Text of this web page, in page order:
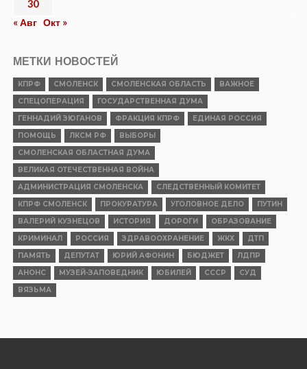
30
« Авг Окт »
МЕТКИ НОВОСТЕЙ
КПРФ СМОЛЕНСК СМОЛЕНСКАЯ ОБЛАСТЬ
ВАЖНОЕ
СПЕЦОПЕРАЦИЯ
ГОСУДАРСТВЕННАЯ ДУМА
ГЕННАДИЙ ЗЮГАНОВ
ФРАКЦИЯ КПРФ
ЕДИНАЯ РОССИЯ
ПОМОЩЬ
ЛКСМ РФ
ВЫБОРЫ
СМОЛЕНСКАЯ ОБЛАСТНАЯ ДУМА
ВЕЛИКАЯ ОТЕЧЕСТВЕННАЯ ВОЙНА
АДМИНИСТРАЦИЯ СМОЛЕНСКА
СЛЕДСТВЕННЫЙ КОМИТЕТ
КПРФ СМОЛЕНСК
ПРОКУРАТУРА УГОЛОВНОЕ ДЕЛО
ПУТИН
ВАЛЕРИЙ КУЗНЕЦОВ
ИСТОРИЯ ДОРОГИ
ОБРАЗОВАНИЕ
КРИМИНАЛ
РОССИЯ ЗДРАВООХРАНЕНИЕ ЖКХ
ДТП
ПАМЯТЬ
ДЕПУТАТ ЮРИЙ АФОНИН БЮДЖЕТ
ЛДПР
АНОНС
МУЗЕЙ-ЗАПОВЕДНИК ЮБИЛЕЙ СССР
СУД
ВЯЗЬМА